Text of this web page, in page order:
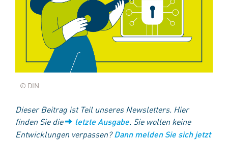
© DIN
Dieser Beitrag ist Teil unseres Newsletters. Hier
finden Sie die
letzte Ausgabe. Sie wollen keine
Entwicklungen verpassen? Dann melden Sie sich jetzt